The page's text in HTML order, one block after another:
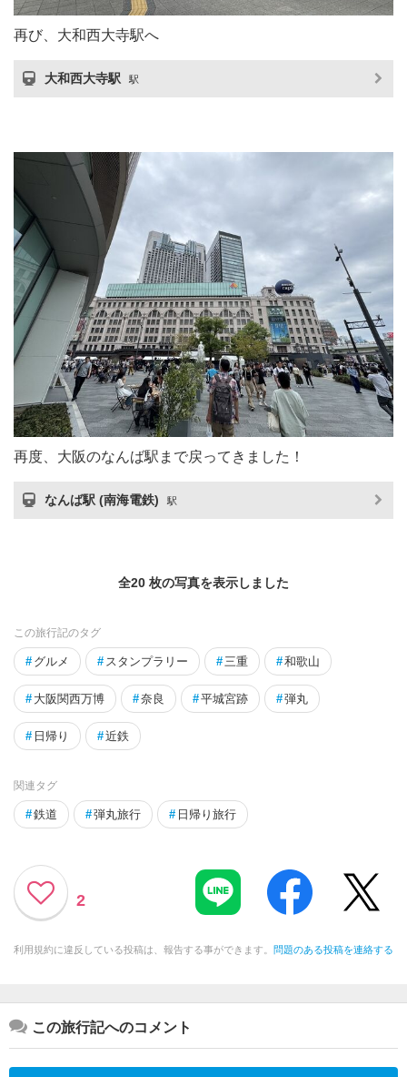
再び、大和西大寺駅へ
大和西大寺駅 駅
再度、大阪のなんば駅まで戻ってきました！
なんば駅 (南海電鉄) 駅
全20 枚の写真を表示しました
この旅行記のタグ
# グルメ # スタンプラリー # 三重 #和歌山
# 大阪関西万博 #奈良 #平城宮跡 #弾丸
# 日帰り #近鉄
関連タグ
#鉄道 #弾丸旅行 # 日帰り旅行
2
利用規約に違反している投稿は、報告する事ができます。 問題のある投稿を連絡する
この旅行記へのコメント